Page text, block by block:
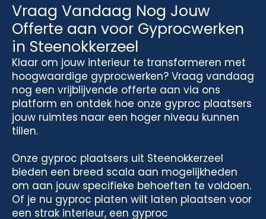
Vraag Vandaag Nog Jouw
Offerte aan voor Gyprocwerken
in Steenokkerzeel
Klaar om jouw interieur te transformeren met
hoogwaardige gyprocwerken? Vraag vandaag
nog een vrijblijvende offerte aan via ons
platform en ontdek hoe onze gyproc plaatsers
jouw ruimtes naar een hoger niveau kunnen
tillen.
Onze gyproc plaatsers uit Steenokkerzeel
bieden een breed scala aan mogelijkheden
om aan jouw specifieke behoeften te voldoen.
Of je nu gyproc platen wilt laten plaatsen voor
een strak interieur, een gyproc